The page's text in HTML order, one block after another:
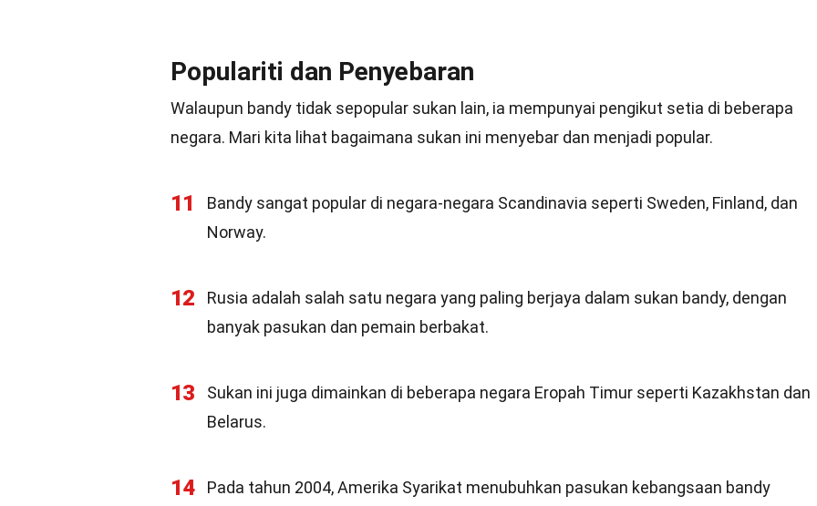
Populariti dan Penyebaran
Walaupun bandy tidak sepopular sukan lain, ia mempunyai pengikut setia di beberapa
negara. Mari kita lihat bagaimana sukan ini menyebar dan menjadi popular.
11
Bandy sangat popular di negara-negara Scandinavia seperti Sweden, Finland, dan
Norway.
12
Rusia adalah salah satu negara yang paling berjaya dalam sukan bandy, dengan
banyak pasukan dan pemain berbakat.
13
Sukan ini juga dimainkan di beberapa negara Eropah Timur seperti Kazakhstan dan
Belarus.
14
Pada tahun 2004, Amerika Syarikat menubuhkan pasukan kebangsaan bandy